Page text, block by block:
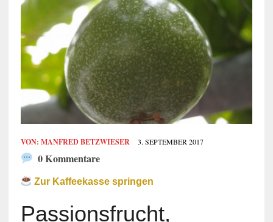
VON: MANFRED BETZWIESER 3. SEPTEMBER 2017
0 Kommentare
Zur Kaffeekasse springen
Passionsfrucht,